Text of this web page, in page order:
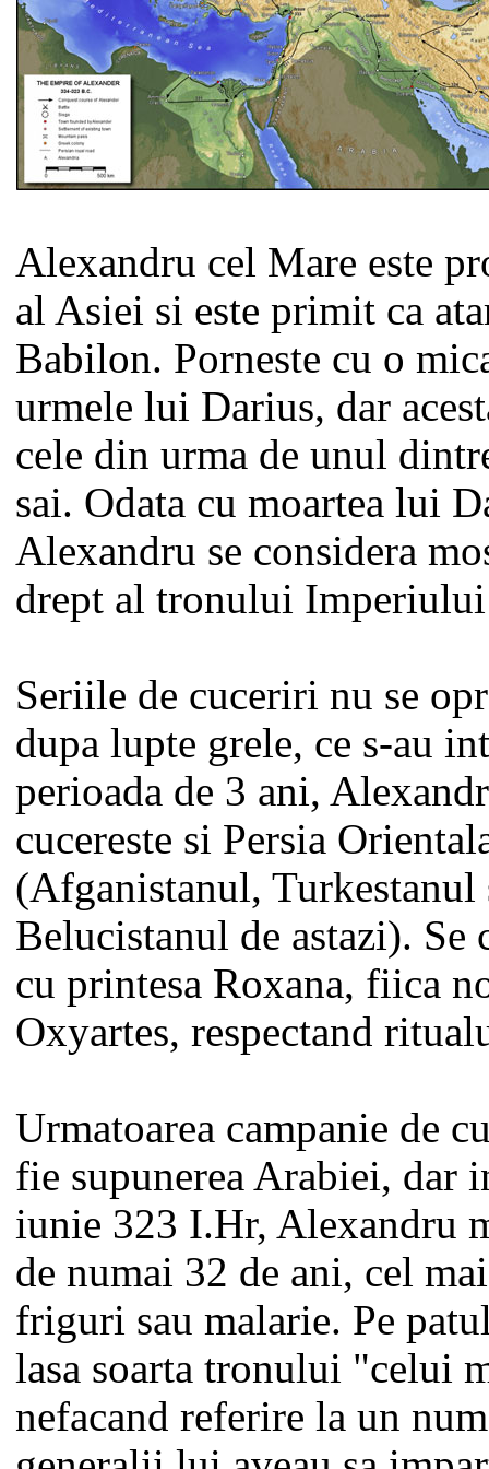
Alexandru cel Mare este
al Asiei si este primit ca
Babilon. Porneste cu o
urmele lui Darius, dar
cele din urma de unul
sai. Odata cu moartea lui
Alexandru se considera
drept al tronului Imperiului
Seriile de cuceriri nu se
dupa lupte grele, ce s-au
perioada de 3 ani,
cucereste si Persia
(Afganistanul, Turkestanul
Belucistanul de astazi). Se
cu printesa Roxana, fiica
Oxyartes, respectand
Urmatoarea campanie de
fie supunerea Arabiei, dar
iunie 323 I.Hr, Alexandru
de numai 32 de ani, cel
friguri sau malarie. Pe
lasa soarta tronului "celui
nefacand referire la un